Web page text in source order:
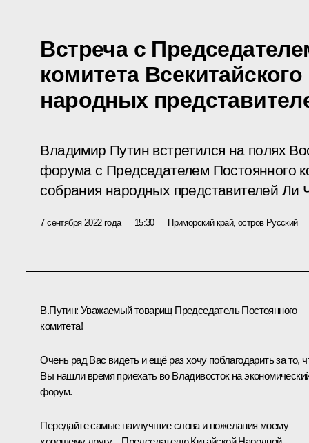
Встреча с
комитета
народных
Владимир Путин встретился на полях
форума с Председателем Постоянного
собрания народных представителей Ли
7 сентября 2022 года 15:30 Приморский край, остров Русский
В.Путин: Уважаемый товарищ Председатель Постоянного
комитета!
Очень рад Вас видеть и ещё раз хочу поблагодарить за то,
Вы нашли время приехать во Владивосток на
форум.
Передайте самые наилучшие слова и пожелания моему